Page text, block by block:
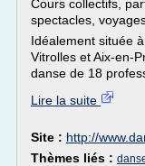
Cours collectifs,
spectacles,
Idéalement située
Vitrolles et Aix-en-
danse de 18
Lire la suite
Site : http://
Thèmes liés :